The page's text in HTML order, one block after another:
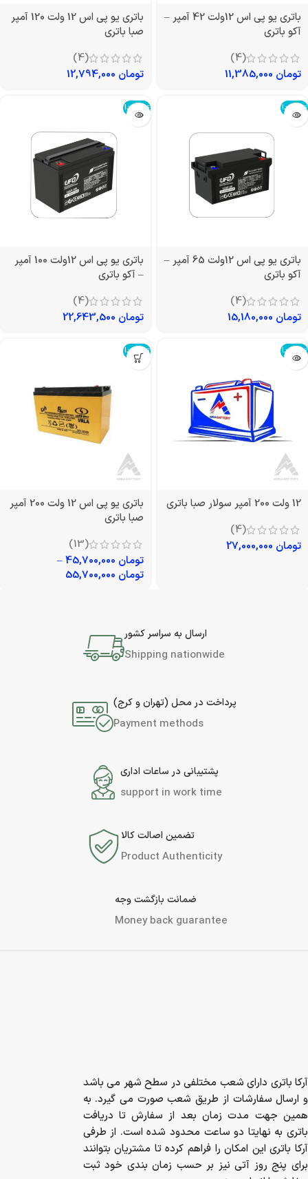
باتری یو پی اس 12ولت 42 آمپر –
آکو باتری
(4)
تومان
باتری یو پی اس 12 ولت 120 آمپر
صبا باتری
(4)
تومان
تمام شد!
باتری یو پی اس 12ولت 65 آمپر –
آکو باتری
(4)
تومان
تمام شد!
باتری یو پی اس 12ولت 100 آمپر
– آکو باتری
(4)
تومان
تمام شد!
12 ولت 200 آمپر سولار صبا باتری
(4)
تومان
تمام شد!
باتری یو پی اس 12 ولت 200 آمپر
صبا باتری
(13)
تومان
–
تومان
ارسال به سراسر کشور
Shipping nationwide
پرداخت در محل (تهران و کرج)
Payment methods
پشتیبانی در ساعات اداری
support in work time
تضمین اصالت کالا
Product Authenticity
ضمانت بازگشت وجه
Money back guarantee
باتری به نهایتا دو ساعت محدود شده است. از طرفی
آرکا باتری این امکان را فراهم کرده تا مشتریان بتوانند
برای پنج روز آتی نیز بر حسب زمان بندی خود ثبت
سفارش را انجام دهند.